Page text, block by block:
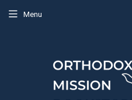
Menu